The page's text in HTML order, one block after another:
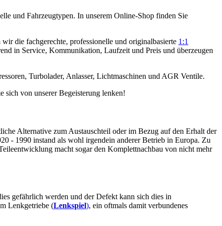
und Fahrzeugtypen. In unserem Online-Shop finden Sie
die fachgerechte, professionelle und originalbasierte 1:1
in Service, Kommunikation, Laufzeit und Preis und überzeugen
Turbolader, Anlasser, Lichtmaschinen und AGR Ventile.
sich von unserer Begeisterung lenken!
Alternative zum Austauschteil oder im Bezug auf den Erhalt der
- 1990 instand als wohl irgendein anderer Betrieb in Europa. Zu
macht sogar den Komplettnachbau von nicht mehr
gefährlich werden und der Defekt kann sich dies in
Lenkgetriebe (Lenkspiel), ein oftmals damit verbundenes